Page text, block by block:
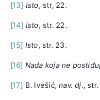
[13] Isto, str, 22.
[14] Isto, str. 22.
[15] Isto, str. 23.
[16] Nada koja ne
[17] B. Ivešić,nav. dj.,